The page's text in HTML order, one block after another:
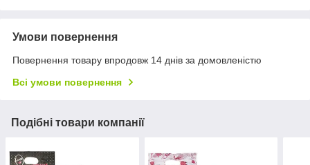
Умови повернення
Повернення товару впродовж 14 днів за домовленістю
Всі умови повернення
Подібні товари компанії